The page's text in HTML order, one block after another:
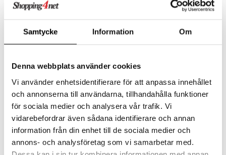
Samtycke Information Om
Denna webbplats använder cookies
Vi använder enhetsidentifierare för att anpassa innehållet
och annonserna till användarna, tillhandahålla funktioner
för sociala medier och analysera vår trafik. Vi
vidarebefordrar även sådana identifierare och annan
information från din enhet till de sociala medier och
annons- och analysföretag som vi samarbetar med.
Saatavana useana vaihtoehtona
Morris & Co Aamiaiskulho 19 cm
SPODE
alk. 24,90 €
Morris & Co Kolmikerroksinen kakkutarjotin
SPODE
79,90 €